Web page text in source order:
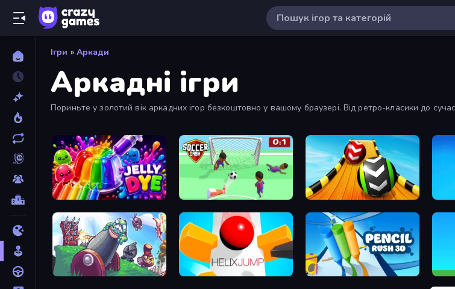
Ігри » Аркади
Аркадні ігри
Пориньте у золотий вік аркадних ігор безкоштовно у вашому браузері. Від ретро-класики до
Jelly Dye Soccer Dash Sky Balls 3D
Toss the Turtle Helix Jump Pencil Rush